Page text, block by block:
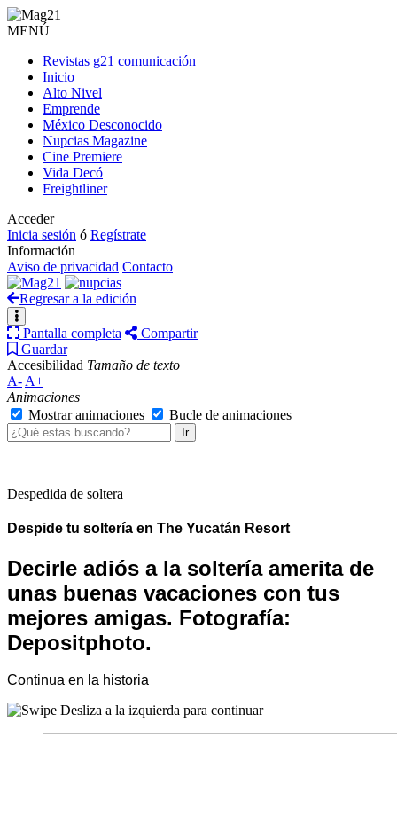
MENÚ
Revistas g21 comunicación
Inicio
Alto Nivel
Emprende
México Desconocido
Nupcias Magazine
Cine Premiere
Vida Decó
Freightliner
Acceder
Inicia sesión ó Regístrate
Información
Aviso de privacidad Contacto
Regresar a la edición
Pantalla completa
Compartir
Guardar
Accesibilidad Tamaño de texto
A- A+
Animaciones
Mostrar animaciones
Bucle de animaciones
Ir
Despedida de soltera
Despide tu soltería en The Yucatán Resort
Decirle adiós a la soltería amerita de
unas buenas vacaciones con tus
mejores amigas. Fotografía:
Depositphoto.
Continua en la historia
Desliza a la izquierda para continuar